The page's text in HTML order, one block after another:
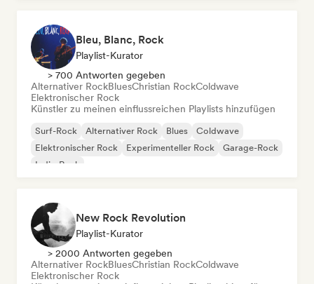
Bleu, Blanc, Rock
Playlist-Kurator
> 700 Antworten gegeben
Alternativer RockBluesChristian RockColdwave
Elektronischer Rock
Künstler zu meinen einflussreichen Playlists hinzufügen
Surf-Rock Alternativer Rock Blues
Coldwave
Elektronischer Rock
Experimenteller Rock
Garage-Rock
Indie-Rock
New Rock Revolution
Playlist-Kurator
> 2000 Antworten gegeben
Alternativer RockBluesChristian RockColdwave
Elektronischer Rock